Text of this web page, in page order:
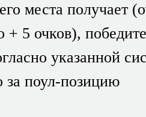
места получает
+ 5 очков),
указанной
за поул-позицию